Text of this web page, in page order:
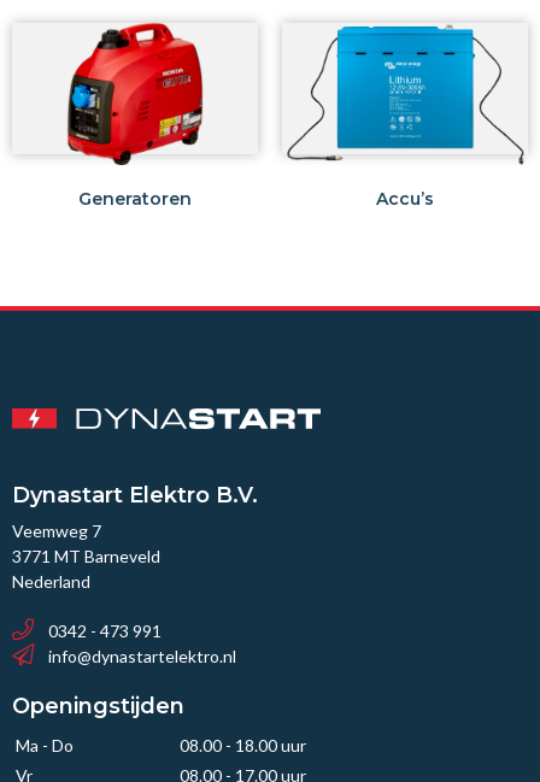
Generatoren Accu’s
Dynastart Elektro B.V.
Veemweg 7
3771 MT Barneveld
Nederland
0342 - 473 991
info@dynastartelektro.nl
Openingstijden
Ma - Do
08.00 - 18.00 uur
Vr
08.00 - 17.00 uur